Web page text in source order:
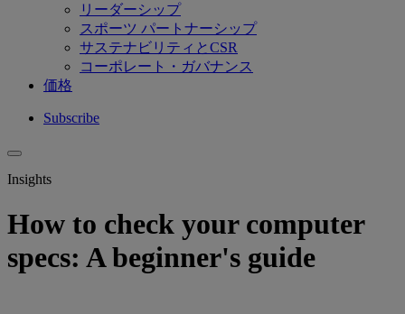
リーダーシップ
スポーツ パートナーシップ
サステナビリティとCSR
コーポレート・ガバナンス
価格
Subscribe
Insights
How to check your computer
specs: A beginner's guide